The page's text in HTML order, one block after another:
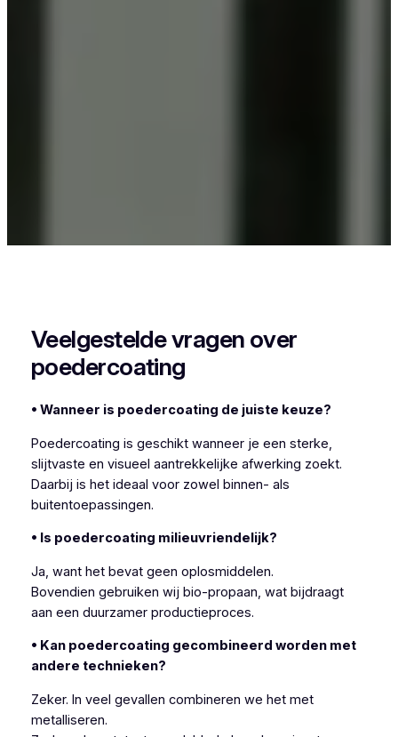
Veelgestelde vragen over
poedercoating
• Wanneer is poedercoating de juiste keuze?
Poedercoating is geschikt wanneer je een sterke,
slijtvaste en visueel aantrekkelijke afwerking zoekt.
Daarbij is het ideaal voor zowel binnen- als
buitentoepassingen.
• Is poedercoating milieuvriendelijk?
Ja, want het bevat geen oplosmiddelen.
Bovendien gebruiken wij bio-propaan, wat bijdraagt
aan een duurzamer productieproces.
• Kan poedercoating gecombineerd worden met
andere technieken?
Zeker. In veel gevallen combineren we het met
metalliseren.